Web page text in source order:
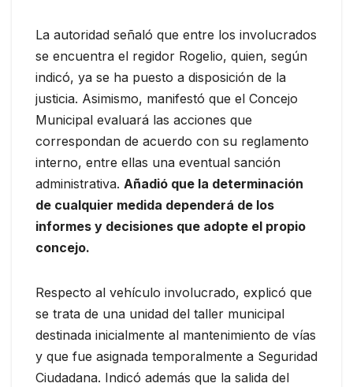
La autoridad señaló que entre los involucrados
se encuentra el regidor Rogelio, quien, según
indicó, ya se ha puesto a disposición de la
justicia. Asimismo, manifestó que el Concejo
Municipal evaluará las acciones que
correspondan de acuerdo con su reglamento
interno, entre ellas una eventual sanción
administrativa. Añadió que la determinación
de cualquier medida dependerá de los
informes y decisiones que adopte el propio
concejo.
Respecto al vehículo involucrado, explicó que
se trata de una unidad del taller municipal
destinada inicialmente al mantenimiento de vías
y que fue asignada temporalmente a Seguridad
Ciudadana. Indicó además que la salida del